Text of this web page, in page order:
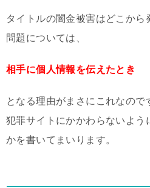
タイトルの闇金被害はどこから
問題については、
相手に個人情報を伝えたとき
となる理由がまさにこれなので
犯罪サイトにかかわらないよう
かを書いてまいります。